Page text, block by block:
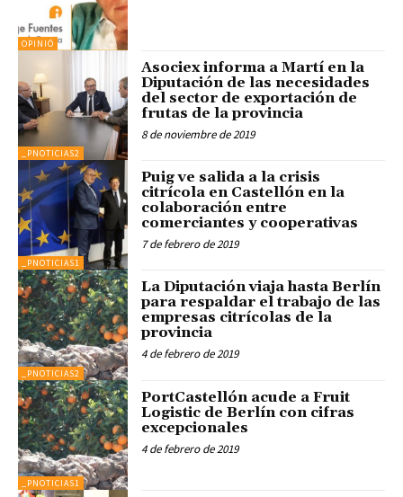
OPINIÓ
_PNOTICIAS2
Asociex informa a Martí en la
Diputación de las necesidades
del sector de exportación de
frutas de la provincia
8 de noviembre de 2019
_PNOTICIAS1
Puig ve salida a la crisis
citrícola en Castellón en la
colaboración entre
comerciantes y cooperativas
7 de febrero de 2019
_PNOTICIAS2
La Diputación viaja hasta Berlín
para respaldar el trabajo de las
empresas citrícolas de la
provincia
4 de febrero de 2019
_PNOTICIAS1
PortCastellón acude a Fruit
Logistic de Berlín con cifras
excepcionales
4 de febrero de 2019